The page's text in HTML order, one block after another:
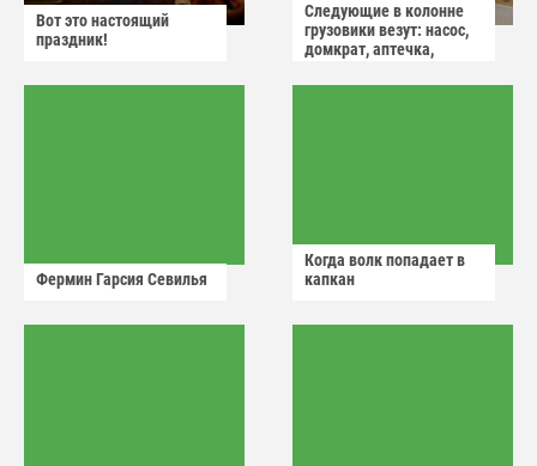
Вот это настоящий
праздник!
Следующие в колонне
грузовики везут: насос,
домкрат, аптечка,
Фермин Гарсия Севилья
Когда волк попадает в
капкан